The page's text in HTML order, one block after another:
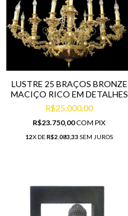
LUSTRE 25 BRAÇOS BRONZE
MACIÇO RICO EM DETALHES
R$25.000,00
R$23.750,00COM PIX
12X DER$2.083,33 SEM JUROS